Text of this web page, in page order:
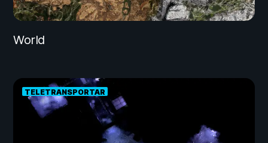
World
TELETRANSPORTAR